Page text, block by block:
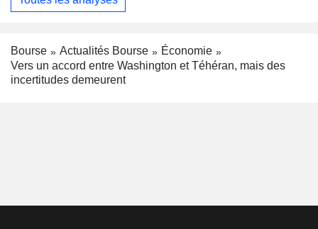
Bourse Actualités Bourse
Économie
Vers un accord entre Washington et Téhéran, mais des
incertitudes demeurent